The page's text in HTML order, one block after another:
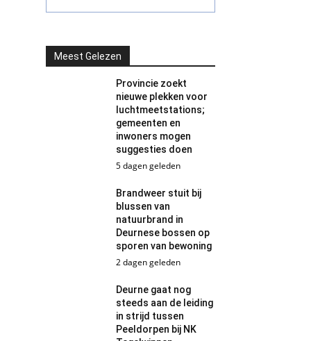
Meest Gelezen
Provincie zoekt
nieuwe plekken voor
luchtmeetstations;
gemeenten en
inwoners mogen
suggesties doen
5 dagen geleden
Brandweer stuit bij
blussen van
natuurbrand in
Deurnese bossen op
sporen van bewoning
2 dagen geleden
Deurne gaat nog
steeds aan de leiding
in strijd tussen
Peeldorpen bij NK